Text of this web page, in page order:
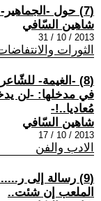
(7) حول -الجماهير-..
شاهين السّافي
2013 / 10 / 31
الثورات
(8) -الغيمة-
في مدخلها: -لن
مُعاديا..!-
شاهين السّافي
2013 / 10 / 17
الادب والفن
(9) رسالة إلى
الملعب إن شئت..